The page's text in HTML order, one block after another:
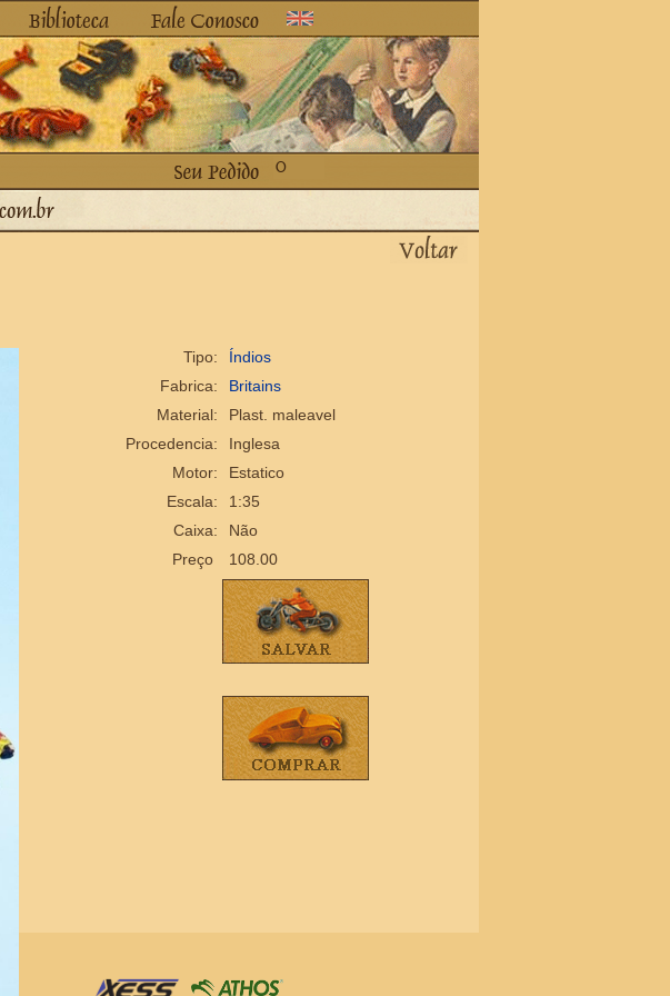
Tipo:
Índios
Fabrica:
Britains
Material:
Plast. maleavel
Procedencia:
Inglesa
Motor:
Estatico
Escala:
1:35
Caixa:
Não
Preço
108.00